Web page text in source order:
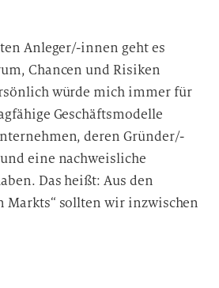
Anleger/-innen geht es
Chancen und Risiken
würde mich immer für
Geschäftsmodelle
deren Gründer/-
eine nachweisliche
Das heißt: Aus den
Markts“ sollten wir inzwischen